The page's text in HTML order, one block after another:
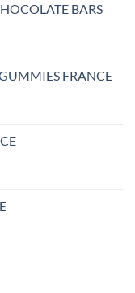
BARS
FRANCE